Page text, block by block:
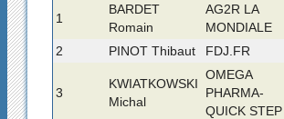
1
BARDET
Romain
AG2R LA
MONDIALE
2 PINOT Thibaut FDJ.FR
3
KWIATKOWSKI
Michal
OMEGA
PHARMA-
QUICK STEP